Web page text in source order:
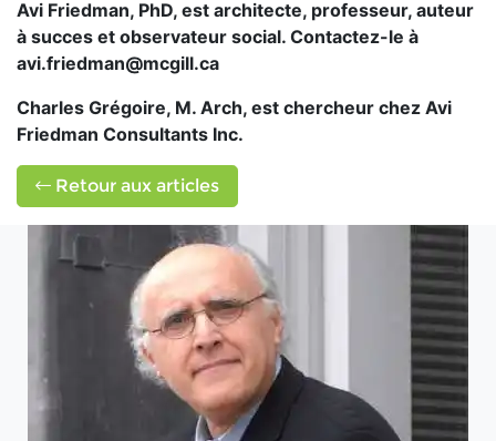
Avi Friedman, PhD, est architecte, professeur, auteur
à succes et observateur social. Contactez-le à
avi.friedman@mcgill.ca
Charles Grégoire, M. Arch, est chercheur chez Avi
Friedman Consultants Inc.
Retour aux articles